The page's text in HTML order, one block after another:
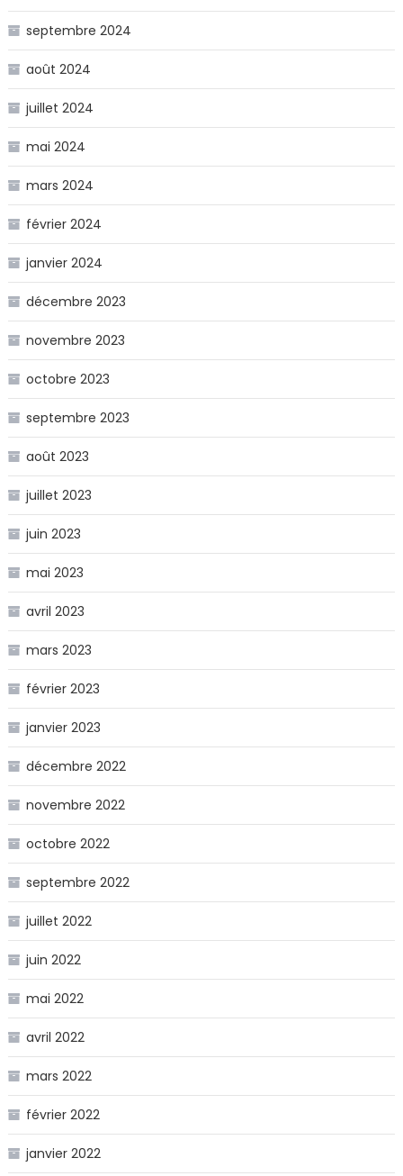
septembre 2024
août 2024
juillet 2024
mai 2024
mars 2024
février 2024
janvier 2024
décembre 2023
novembre 2023
octobre 2023
septembre 2023
août 2023
juillet 2023
juin 2023
mai 2023
avril 2023
mars 2023
février 2023
janvier 2023
décembre 2022
novembre 2022
octobre 2022
septembre 2022
juillet 2022
juin 2022
mai 2022
avril 2022
mars 2022
février 2022
janvier 2022